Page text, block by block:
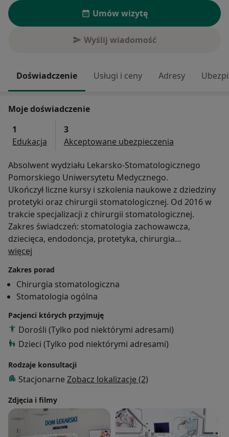
Umów wizytę
Wyślij wiadomość
Doświadczenie Usługi i ceny Adresy
Moje doświadczenie
1
Edukacja
3
Akceptowane ubezpieczenia
Absolwent wydziału Lekarsko-Stomatologicznego
Pomorskiego Uniwersytetu Medycznego.
Ukończył liczne kursy i szkolenia naukowe z dziedziny
protetyki oraz chirurgii stomatologicznej. Od 2016 w
trakcie specjalizacji z chirurgii stomatologicznej.
Zakres świadczeń: stomatologia zachowawcza,
dziecięca, endodoncja, protetyka, chirurgia
stomatologiczna.
więcej
Zakres porad
Chirurgia stomatologiczna
Stomatologia ogólna
Pacjenci których przyjmuję
Dorośli (Tylko pod niektórymi adresami)
Dzieci (Tylko pod niektórymi adresami)
Rodzaje konsultacji
Stacjonarne Zobacz lokalizacje (2)
Zdjęcia i filmy